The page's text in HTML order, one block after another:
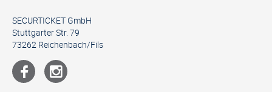
SECURTICKET GmbH
Stuttgarter Str. 79
73262 Reichenbach/Fils